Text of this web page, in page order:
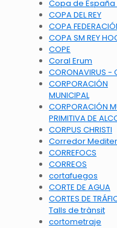
Copa de España
COPA DEL REY
COPA
COPA SM REY
COPE
Coral Erum
CORONAVIRUS -
CORPORACIÓN
MUNICIPAL
CORPORACIÓN
PRIMITIVA DE
CORPUS CHRISTI
Corredor
CORREFOCS
CORREOS
cortafuegos
CORTE DE AGUA
CORTES DE
Talls de trànsit
cortometraje